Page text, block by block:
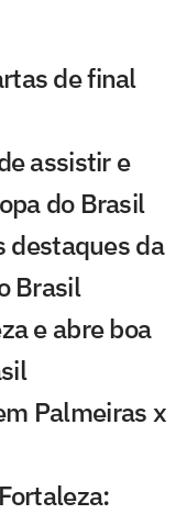
de final
assistir e
do Brasil
destaques da
Brasil
e abre boa
Palmeiras x